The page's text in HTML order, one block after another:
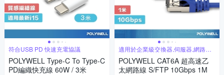
符合USB PD 快速充電協議
POLYWELL Type-C To Type-C
PD編織快充線 60W / 3米
適用於企業級交換器,伺服器,網路佈
線
POLYWELL CAT6A 超高速乙
太網路線 S/FTP 10Gbps 1M